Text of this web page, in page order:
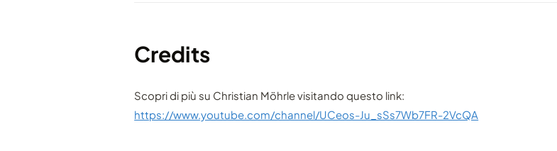
Credits
Scopri di più su Christian Möhrle visitando questo link:
https://www.youtube.com/channel/UCeos-Ju_sSs7Wb7FR-2VcQA